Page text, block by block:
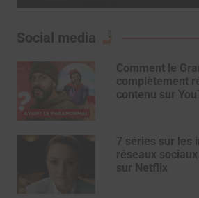
Social media
Comment le
complètement
contenu sur
7 séries sur les
réseaux
sur Netflix